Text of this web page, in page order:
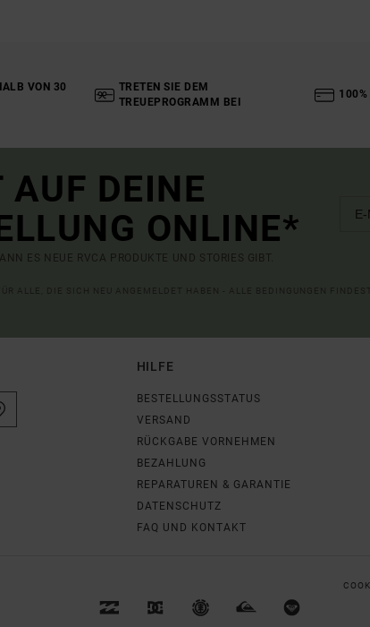
VON 30
TRETEN SIE DEM
TREUEPROGRAMM BEI
100%
DEINE
ONLINE*
ES NEUE RVCA PRODUKTE UND STORIES GIBT.
HILFE
BESTELLUNGSSTATUS
VERSAND
RÜCKGABE VORNEHMEN
BEZAHLUNG
REPARATUREN & GARANTIE
DATENSCHUTZ
FAQ UND KONTAKT